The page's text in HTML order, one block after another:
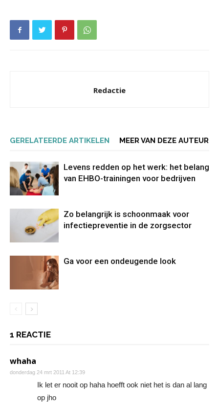
Redactie
GERELATEERDE ARTIKELEN MEER VAN DEZE AUTEUR
Levens redden op het werk: het belang
van EHBO-trainingen voor bedrijven
Zo belangrijk is schoonmaak voor
infectiepreventie in de zorgsector
Ga voor een ondeugende look
1 REACTIE
whaha
donderdag 24 mrt 2011 At 12:39
Ik let er nooit op haha hoefft ook niet het is dan al lang
op jho